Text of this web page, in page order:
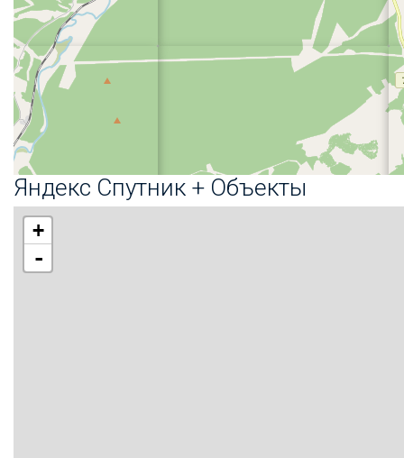
Яндекс Спутник + Объекты
+
-